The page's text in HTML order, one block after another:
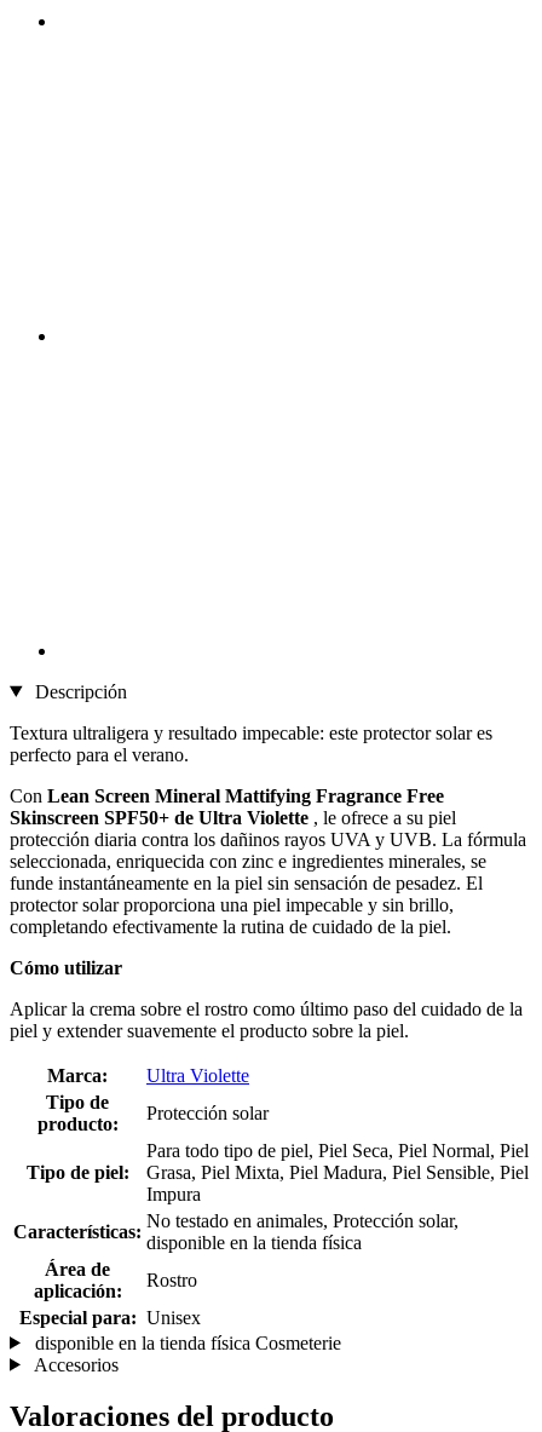
Descripción
Textura ultraligera y resultado impecable: este protector solar es
perfecto para el verano.
Con Lean Screen Mineral Mattifying Fragrance Free
Skinscreen SPF50+ de Ultra Violette , le ofrece a su piel
protección diaria contra los dañinos rayos UVA y UVB. La fórmula
seleccionada, enriquecida con zinc e ingredientes minerales, se
funde instantáneamente en la piel sin sensación de pesadez. El
protector solar proporciona una piel impecable y sin brillo,
completando efectivamente la rutina de cuidado de la piel.
Cómo utilizar
Aplicar la crema sobre el rostro como último paso del cuidado de la
piel y extender suavemente el producto sobre la piel.
Marca:
Ultra Violette
Tipo de
producto:
Protección solar
Tipo de piel:
Para todo tipo de piel, Piel Seca, Piel Normal, Piel
Grasa, Piel Mixta, Piel Madura, Piel Sensible, Piel
Impura
Características:
No testado en animales, Protección solar,
disponible en la tienda física
Área de
aplicación:
Rostro
Especial para: Unisex
disponible en la tienda física Cosmeterie
Accesorios
Valoraciones del producto